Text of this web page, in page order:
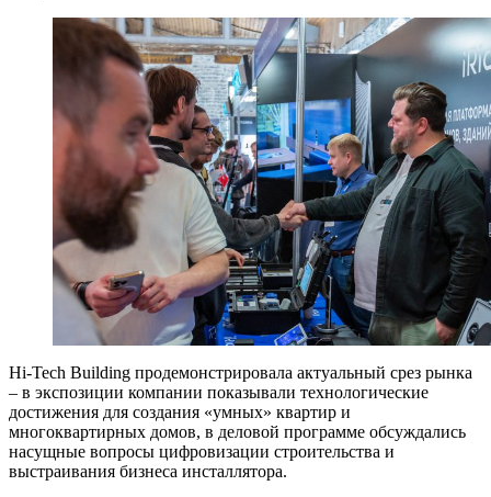
Hi-Tech Building продемонстрировала актуальный срез рынка
– в экспозиции компании показывали технологические
достижения для создания «умных» квартир и
многоквартирных домов, в деловой программе обсуждались
насущные вопросы цифровизации строительства и
выстраивания бизнеса инсталлятора.